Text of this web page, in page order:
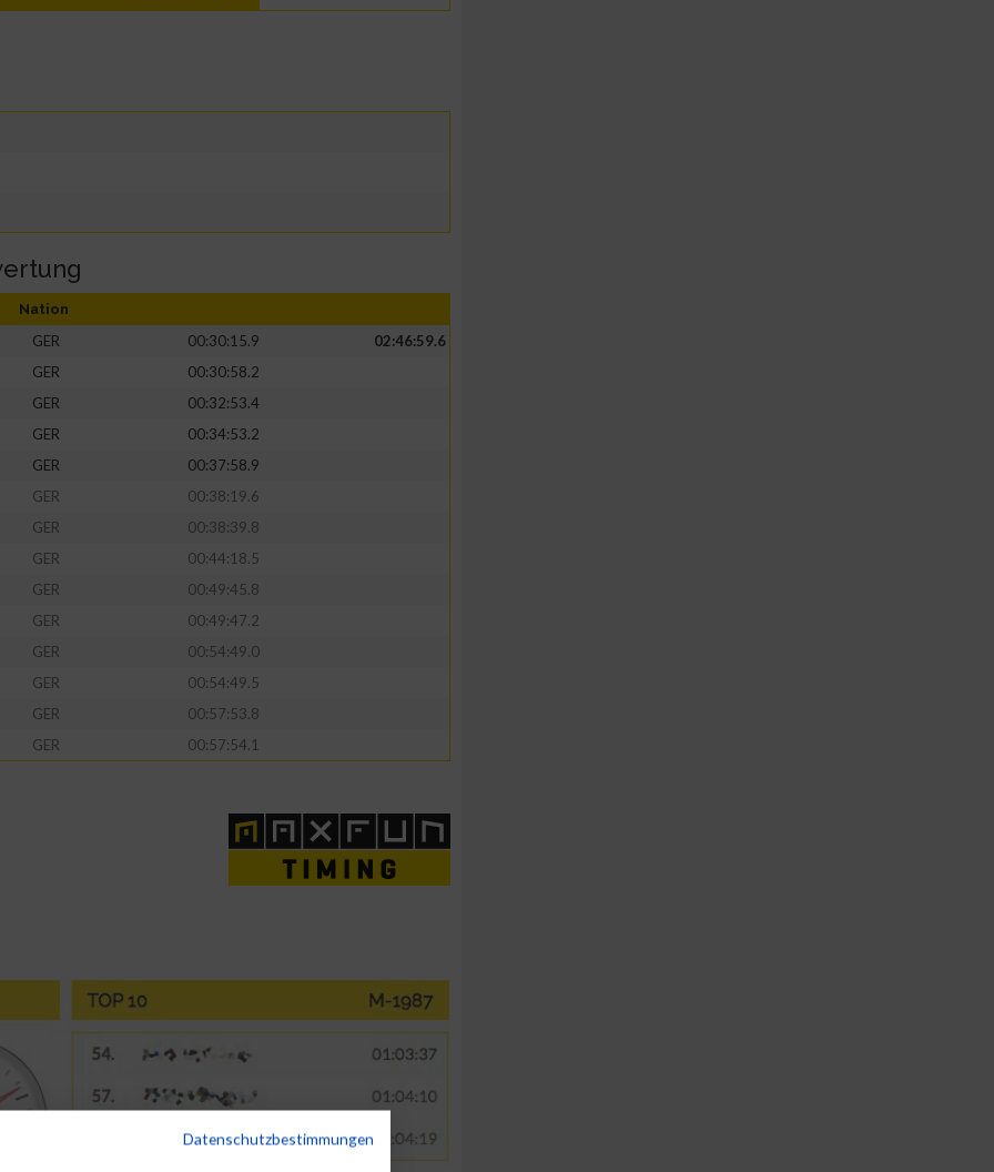
Nation
GER 00:30:15.9
02:46:59.6
GER
00:30:58.2
GER
00:32:53.4
GER
00:34:53.2
GER
00:37:58.9
GER
00:38:19.6
GER
00:38:39.8
GER
00:44:18.5
GER
00:49:45.8
GER
00:49:47.2
GER
00:54:49.0
GER
00:54:49.5
GER
00:57:53.8
GER 00:57:54.1
Datenschutzbestimmungen